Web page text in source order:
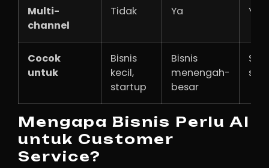
Multi-
channel
Tidak Ya Ya
Cocok
untuk
Bisnis
kecil,
startup
Bisnis
menengah-
besar
Mengapa Bisnis Perlu AI
untuk Customer
Service?